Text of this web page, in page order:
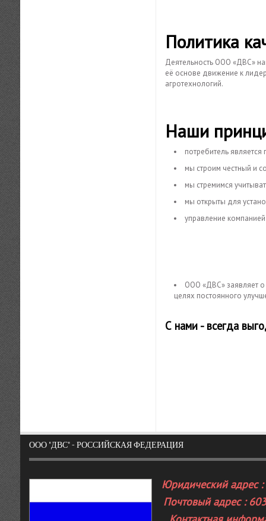
Политика
Деятельность ООО «ДВС»
её основе движение к
агротехнологий.
Наши
потребитель
мы строим честный и
мы стремимся
мы открыты для
управление
ООО «ДВС» заявляет о
целях постоянного
С нами - всегда
ООО "ДВС" - РОССИЙСКАЯ ФЕДЕРАЦИЯ
Юридический адрес
Почтовый адрес :